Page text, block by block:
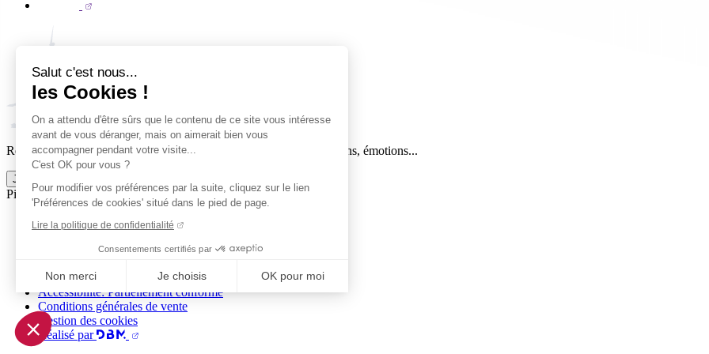
Salut c'est nous...
les Cookies !
On a attendu d'être sûrs que le contenu de ce site vous intéresse
avant de vous déranger, mais on aimerait bien vous
accompagner pendant votre visite...
C'est OK pour vous ?
Pour modifier vos préférences par la suite, cliquez sur le lien
'Préférences de cookies' situé dans le pied de page.
Lire la politique de confidentialité
Consentements certifiés par
Non merci Je choisis OK pour moi
Axeptio consent
Plateforme de Gestion du Consentement : Personnalisez vos Options
Notre plateforme vous permet d'adapter et de gérer vos paramètres de confidentialité, en garantissant la conformité avec
Reçois par email ta dose officielle de Clermont Foot 63 : actus, matchs, émotions...
Je m'inscris à la newsletter
Pied de page (liens légaux)
© 2026 Clermont Foot 63
Mentions légales
Plan du site
Accessibilité: Partiellement conforme
Conditions générales de vente
Gestion des cookies
Réalisé par